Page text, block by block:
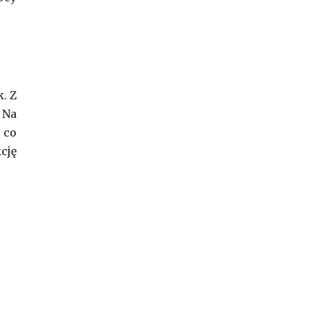
Z